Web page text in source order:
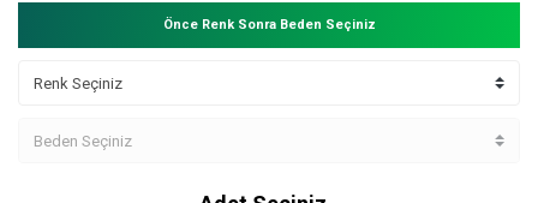
Önce Renk Sonra Beden Seçiniz